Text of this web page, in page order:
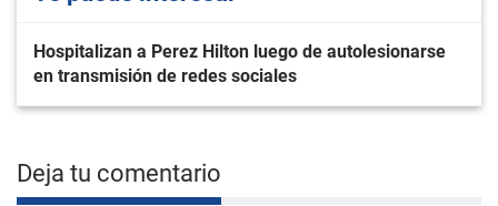
Hospitalizan a Perez Hilton luego de autolesionarse
en transmisión de redes sociales
Deja tu comentario